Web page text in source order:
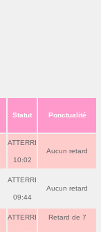
Statut Ponctualité
ATTERRI
10:02
Aucun retard
ATTERRI
09:44
Aucun retard
ATTERRI Retard de 7